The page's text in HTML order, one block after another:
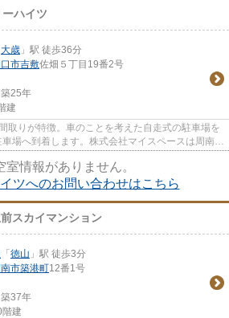
ハイツ
大歳 」駅 徒歩36分
市吉敷佐畑５丁目19番2号
25年
建
取りが特徴。車のことを考えた自走式の駐車場を
場へ到着します。株式会社マイスペースは周南市
室情報がありません。
ツへのお問い合わせはこちら
スカイマンション
「 徳山 」駅 徒歩3分
市築港町12番1号
37年
階建